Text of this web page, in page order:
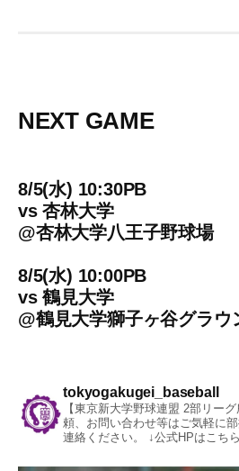
NEXT GAME
8/5(水) 10:30PB
vs杏林大学
@杏林大学八王子野球場
8/5(水) 10:00PB
vs鶴見大学
@鶴見大学獅子ヶ谷グラウ
tokyogakugei_baseball
【東京新大学野球連盟 2部リーグ
頼、お問い合わせ等はご気軽に
連絡ください。
↓公式HPはこち